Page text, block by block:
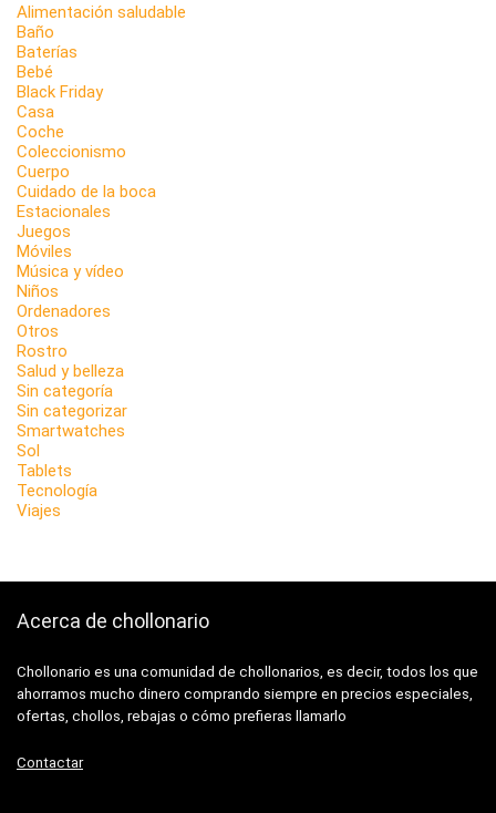
Alimentación saludable
Baño
Baterías
Bebé
Black Friday
Casa
Coche
Coleccionismo
Cuerpo
Cuidado de la boca
Estacionales
Juegos
Móviles
Música y vídeo
Niños
Ordenadores
Otros
Rostro
Salud y belleza
Sin categoría
Sin categorizar
Smartwatches
Sol
Tablets
Tecnología
Viajes
Acerca de chollonario
Chollonario es una comunidad de chollonarios, es decir, todos los que
ahorramos mucho dinero comprando siempre en precios especiales,
ofertas, chollos, rebajas o cómo prefieras llamarlo
Contactar